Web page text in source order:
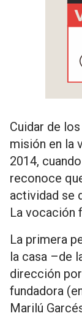
Cuidar de
misión en la
2014,
reconoce
actividad se
La vocación
La primera
la casa –de
dirección
fundadora
Marilú